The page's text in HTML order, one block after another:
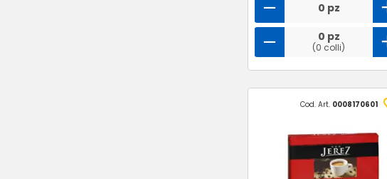
0 pz
0 pz
(0 colli)
Cod. Art. 0008170601